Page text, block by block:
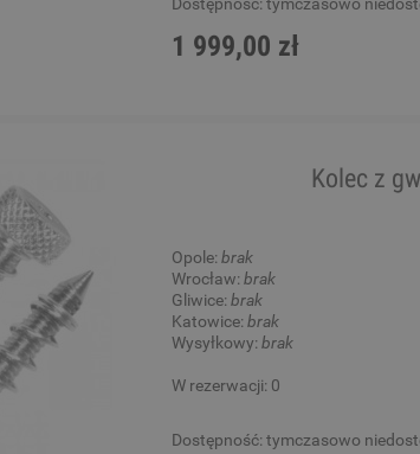
1 999,00 zł
Kolec z
Opole:brak
Wrocław:brak
Gliwice:brak
Katowice:brak
Wysyłkowy:brak
W rezerwacji: 0
Dostępność: tymczasowo